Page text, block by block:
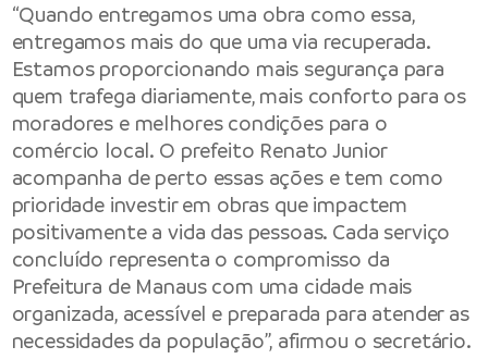
“Quando entregamos uma obra como essa,
entregamos mais do que uma via recuperada.
Estamos proporcionando mais segurança para
quem trafega diariamente, mais conforto para os
moradores e melhores condições para o
comércio local. O prefeito Renato Junior
acompanha de perto essas ações e tem como
prioridade investir em obras que impactem
positivamente a vida das pessoas. Cada serviço
concluído representa o compromisso da
Prefeitura de Manaus com uma cidade mais
organizada, acessível e preparada para atender as
necessidades da população”, afirmou o secretário.